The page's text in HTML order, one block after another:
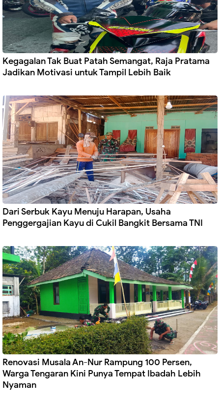
Kegagalan Tak Buat Patah Semangat, Raja Pratama
Jadikan Motivasi untuk Tampil Lebih Baik
Dari Serbuk Kayu Menuju Harapan, Usaha
Penggergajian Kayu di Cukil Bangkit Bersama TNI
Renovasi Musala An-Nur Rampung 100 Persen,
Warga Tengaran Kini Punya Tempat Ibadah Lebih
Nyaman